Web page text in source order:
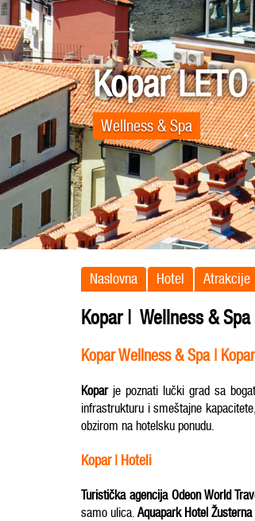
Kopar LETO
Wellness & Spa
Naslovna Hotel Atrakcije
Kopar | Wellness &
Kopar Wellness & Spa |
Kopar je poznati lučki grad sa
infrastrukturu i smeštajne kapacitete,
obzirom na hotelsku ponudu.
Kopar | Hoteli
Turistička agencija Odeon World
samo ulica.Aquapark Hotel